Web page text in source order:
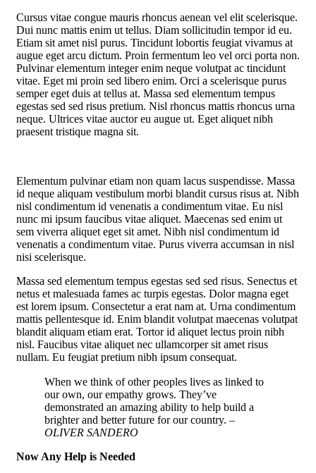
Cursus vitae congue mauris rhoncus aenean vel elit scelerisque.
Dui nunc mattis enim ut tellus. Diam sollicitudin tempor id eu.
Etiam sit amet nisl purus. Tincidunt lobortis feugiat vivamus at
augue eget arcu dictum. Proin fermentum leo vel orci porta non.
Pulvinar elementum integer enim neque volutpat ac tincidunt
vitae. Eget mi proin sed libero enim. Orci a scelerisque purus
semper eget duis at tellus at. Massa sed elementum tempus
egestas sed sed risus pretium. Nisl rhoncus mattis rhoncus urna
neque. Ultrices vitae auctor eu augue ut. Eget aliquet nibh
praesent tristique magna sit.
Elementum pulvinar etiam non quam lacus suspendisse. Massa
id neque aliquam vestibulum morbi blandit cursus risus at. Nibh
nisl condimentum id venenatis a condimentum vitae. Eu nisl
nunc mi ipsum faucibus vitae aliquet. Maecenas sed enim ut
sem viverra aliquet eget sit amet. Nibh nisl condimentum id
venenatis a condimentum vitae. Purus viverra accumsan in nisl
nisi scelerisque.
Massa sed elementum tempus egestas sed sed risus. Senectus et
netus et malesuada fames ac turpis egestas. Dolor magna eget
est lorem ipsum. Consectetur a erat nam at. Urna condimentum
mattis pellentesque id. Enim blandit volutpat maecenas volutpat
blandit aliquam etiam erat. Tortor id aliquet lectus proin nibh
nisl. Faucibus vitae aliquet nec ullamcorper sit amet risus
nullam. Eu feugiat pretium nibh ipsum consequat.
When we think of other peoples lives as linked to
our own, our empathy grows. They’ve
demonstrated an amazing ability to help build a
brighter and better future for our country. –
OLIVER SANDERO
Now Any Help is Needed